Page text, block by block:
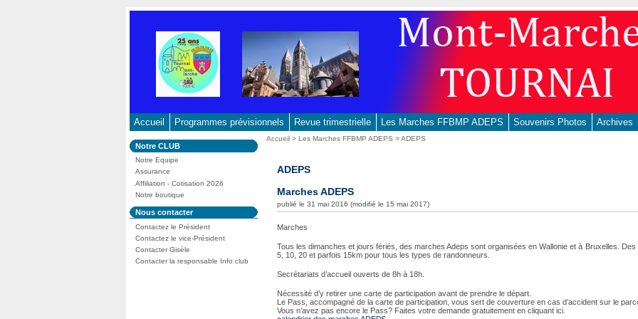
Accueil Programmes prévisionnels Revue trimestrielle Les Marches FFBMP ADEPS Souvenirs Photos Archives
Dans
la
rubrique
:
Notre CLUB
Notre Equipe
Assurance
Affiliation - Cotisation 2026
Notre boutique
Dans
la
rubrique
:
Nous contacter
Contactez le Président
Contactez le vice-Président
Contacter Gisèle
Contacter la responsable Info club
Vous
Accueil >Les Marches FFBMP ADEPS> ADEPS
ADEPS
Marches ADEPS
publié le 31 mai 2016 (modifié le 15 mai 2017)
Marches
Tous les dimanches et jours fériés, des marches Adeps sont organisées en Wallonie et à Bruxelles.
5, 10, 20 et parfois 15km pour tous les types de randonneurs.
Secrétariats d’accueil ouverts de 8h à 18h.
Nécessité d’y retirer une carte de participation avant de prendre le départ.
Le Pass, accompagné de la carte de participation, vous sert de couverture en cas d’accident sur le
Vous n’avez pas encore le Pass? Faites votre demande gratuitement en cliquant ici.